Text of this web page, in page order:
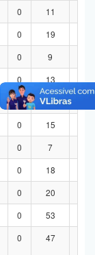
0 11
0 19
0 9
0 13
0 12
0 15
0 7
0 18
0 20
0 53
0 47